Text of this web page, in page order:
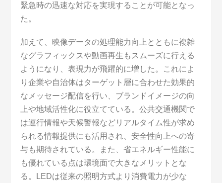
緊急時の迅速な対応を実現することが可能となっ
た。
加えて、映像データの処理能力向上とともに複雑
なグラフィックスや動画再生もスムーズに行える
ようになり、表現力が飛躍的に増した。これによ
り企業や自治体はターゲット層に合わせた効果的
なメッセージ配信を行い、ブランドイメージの向
上や地域活性化に役立てている。公共交通機関で
は運行情報や天候警報などリアルタイム性が求め
られる情報提供にも活用され、安全性向上への寄
与も期待されている。また、省エネルギー性能に
も優れている点は環境面で大きなメリットとな
る。LEDは従来の照明方式より消費電力が少な